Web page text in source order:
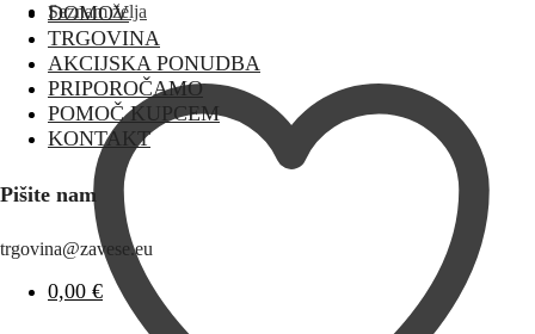
Seznam želja
DOMOV
TRGOVINA
AKCIJSKA PONUDBA
PRIPOROČAMO
POMOČ KUPCEM
KONTAKT
Pišite nam
trgovina@zavese.eu
0,00 €